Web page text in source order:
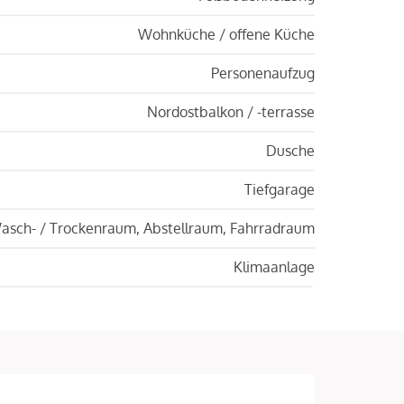
Wohnküche / offene Küche
Personenaufzug
Nordostbalkon / -terrasse
Dusche
Tiefgarage
/ Trockenraum, Abstellraum, Fahrradraum
Klimaanlage